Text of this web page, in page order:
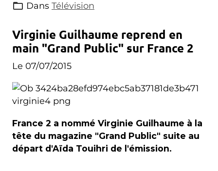
Dans Télévision
Virginie Guilhaume reprend en
main "Grand Public" sur France 2
Le 07/07/2015
France 2 a nommé Virginie Guilhaume à la
tête du magazine "Grand Public" suite au
départ d'Aïda Touihri de l'émission.